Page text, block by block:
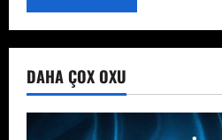
DAHA ÇOX OXU